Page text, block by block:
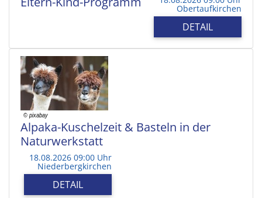
Obertaufkirchen
DETAIL
Alpaka-Kuschelzeit & Basteln in der
Naturwerkstatt
18.08.2026 09:00 Uhr
Niederbergkirchen
DETAIL